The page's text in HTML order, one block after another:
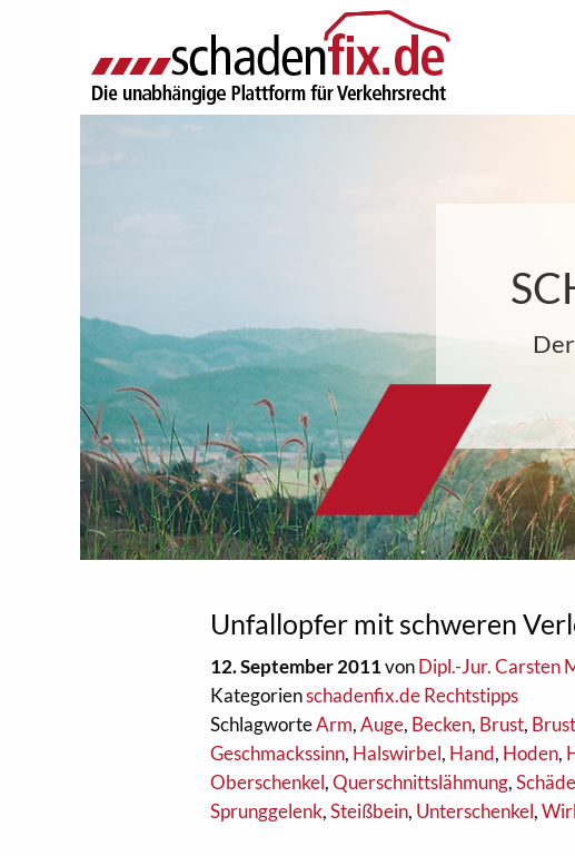
Unfallopfer mit schweren
12. September 2011vonDipl.-Jur. Carsten
Kategorienschadenfix.de Rechtstipps
SchlagworteArm,Auge, Becken, Brust,
Geschmackssinn, Halswirbel, Hand, Hoden,
Oberschenkel,Querschnittslähmung,
Sprunggelenk,Steißbein, Unterschenkel,